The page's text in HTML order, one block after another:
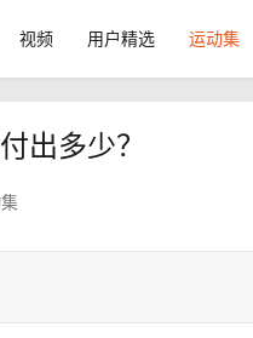
视频 用户精选 运动集
出多少？